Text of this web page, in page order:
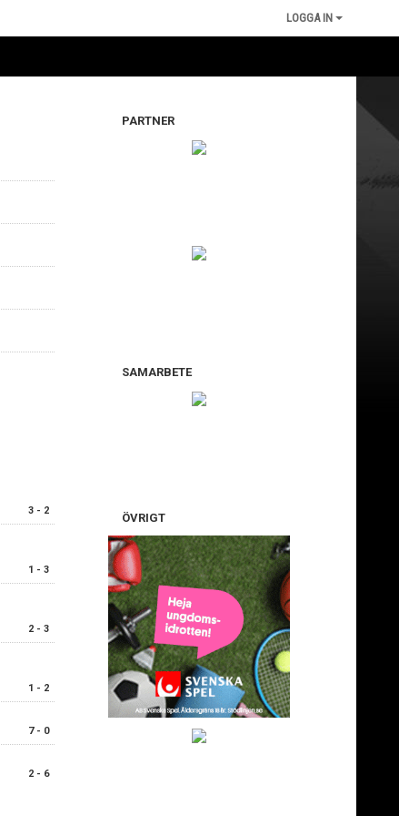
LOGGA IN
3 - 2
1 - 3
2 - 3
1 - 2
7 - 0
2 - 6
PARTNER
SAMARBETE
ÖVRIGT